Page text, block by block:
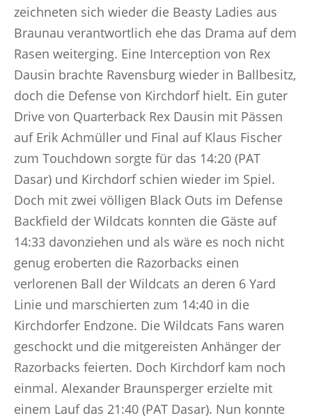
zeichneten sich wieder die Beasty Ladies aus
Braunau verantwortlich ehe das Drama auf dem
Rasen weiterging. Eine Interception von Rex
Dausin brachte Ravensburg wieder in Ballbesitz,
doch die Defense von Kirchdorf hielt. Ein guter
Drive von Quarterback Rex Dausin mit Pässen
auf Erik Achmüller und Final auf Klaus Fischer
zum Touchdown sorgte für das 14:20 (PAT
Dasar) und Kirchdorf schien wieder im Spiel.
Doch mit zwei völligen Black Outs im Defense
Backfield der Wildcats konnten die Gäste auf
14:33 davonziehen und als wäre es noch nicht
genug eroberten die Razorbacks einen
verlorenen Ball der Wildcats an deren 6 Yard
Linie und marschierten zum 14:40 in die
Kirchdorfer Endzone. Die Wildcats Fans waren
geschockt und die mitgereisten Anhänger der
Razorbacks feierten. Doch Kirchdorf kam noch
einmal. Alexander Braunsperger erzielte mit
einem Lauf das 21:40 (PAT Dasar). Nun konnte